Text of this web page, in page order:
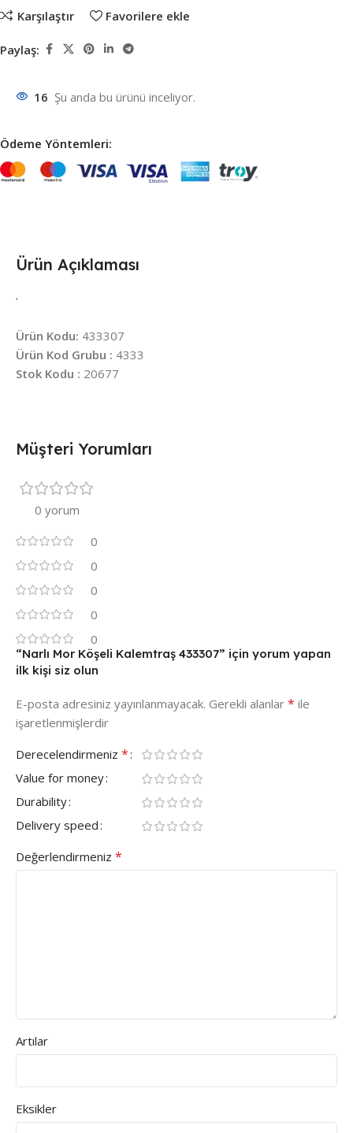
Karşılaştır Favorilere ekle
Paylaş:
16 Şu anda bu ürünü inceliyor.
Ödeme Yöntemleri:
Ürün Açıklaması
‘
Ürün Kodu: 433307
Ürün Kod Grubu : 4333
Stok Kodu : 20677
Müşteri Yorumları
0 yorum
0
0
0
0
0
“Narlı Mor Köşeli Kalemtraş 433307” için yorum yapan
ilk kişi siz olun
E-posta adresiniz yayınlanmayacak. Gerekli alanlar * ile
işaretlenmişlerdir
Derecelendirmeniz *
Value for money
Durability
Delivery speed
Değerlendirmeniz *
Artılar
Eksikler